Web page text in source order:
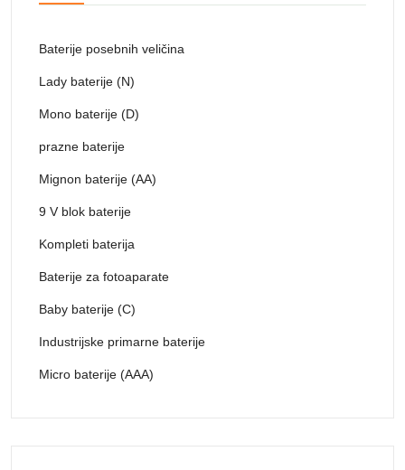
Baterije posebnih veličina
Lady baterije (N)
Mono baterije (D)
prazne baterije
Mignon baterije (AA)
9 V blok baterije
Kompleti baterija
Baterije za fotoaparate
Baby baterije (C)
Industrijske primarne baterije
Micro baterije (AAA)